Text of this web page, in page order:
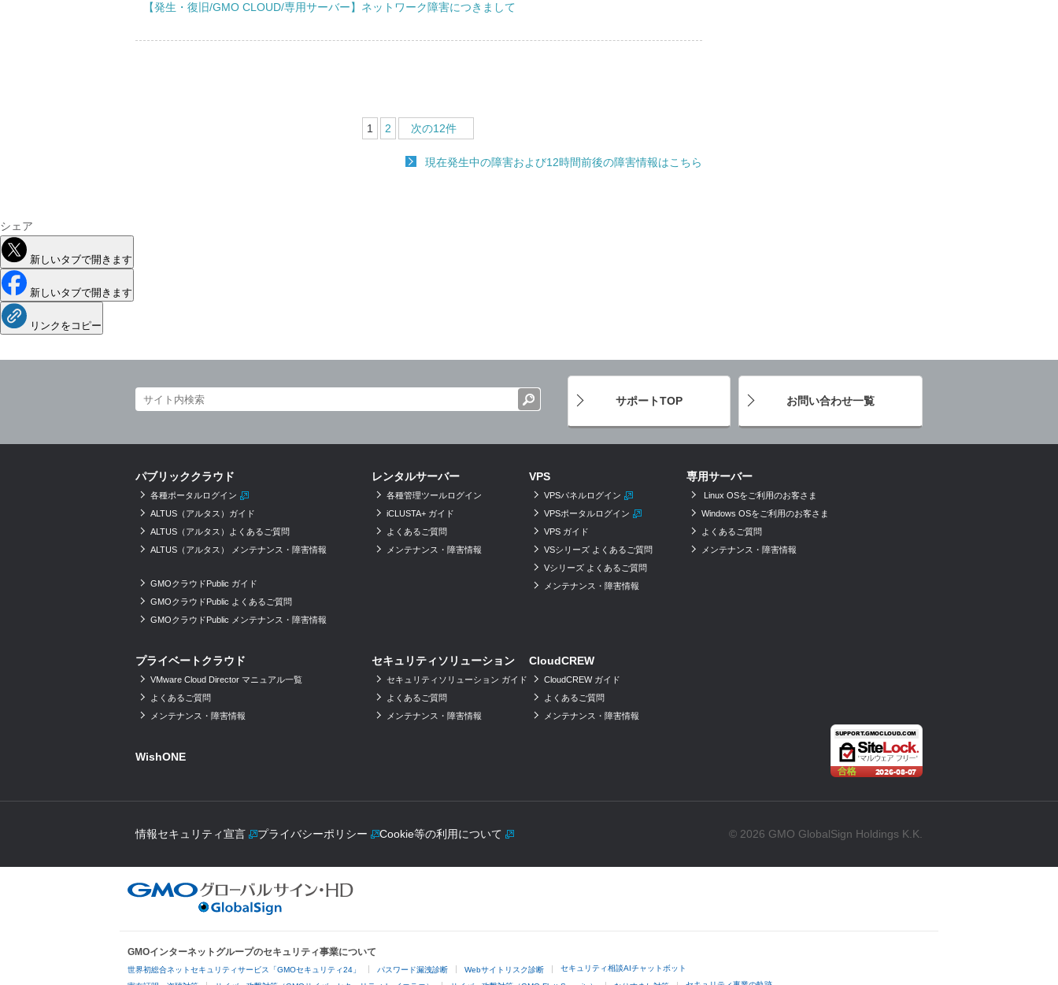
【発生・復旧/GMO CLOUD/専用サーバー】ネットワーク障害につきまして
1 2 次の12件
現在発生中の障害および12時間前後の障害情報はこちら
シェア
新しいタブで開きます
新しいタブで開きます
リンクをコピー
サポートTOP お問い合わせ一覧
パブリッククラウド
各種ポータルログイン
ALTUS（アルタス）ガイド
ALTUS（アルタス）よくあるご質問
ALTUS（アルタス） メンテナンス・障害情報
GMOクラウドPublic ガイド
GMOクラウドPublic よくあるご質問
GMOクラウドPublic メンテナンス・障害情報
レンタルサーバー
各種管理ツールログイン
iCLUSTA+ ガイド
よくあるご質問
メンテナンス・障害情報
VPS
VPSパネルログイン
VPSポータルログイン
VPS ガイド
VSシリーズ よくあるご質問
Vシリーズ よくあるご質問
メンテナンス・障害情報
専用サーバー
Linux OSをご利用のお客さま
Windows OSをご利用のお客さま
よくあるご質問
メンテナンス・障害情報
プライベートクラウド
VMware Cloud Director マニュアル一覧
よくあるご質問
メンテナンス・障害情報
セキュリティソリューション
セキュリティソリューション ガイド
よくあるご質問
メンテナンス・障害情報
CloudCREW
CloudCREW ガイド
よくあるご質問
メンテナンス・障害情報
WishONE
情報セキュリティ宣言 プライバシーポリシー Cookie等の利用について © 2026 GMO GlobalSign Holdings K.K.
GMOインターネットグループのセキュリティ事業について
世界初総合ネットセキュリティサービス「GMOセキュリティ24」 パスワード漏洩診断 Webサイトリスク診断 セキュリティ相談AIチャットボット